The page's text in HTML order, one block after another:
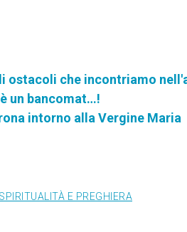
ostacoli che incontriamo
un bancomat…!
intorno alla Vergine Maria
SPIRITUALITÀ E PREGHIERA